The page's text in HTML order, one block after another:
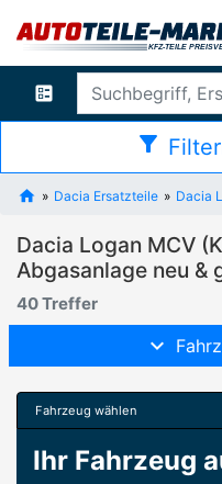
ballot
filter_alt
Dacia Ersatzteile Dacia
Dacia Logan MCV
Abgasanlage neu &
40 Treffer
Fahrzeug wählen
Ihr Fahrzeug